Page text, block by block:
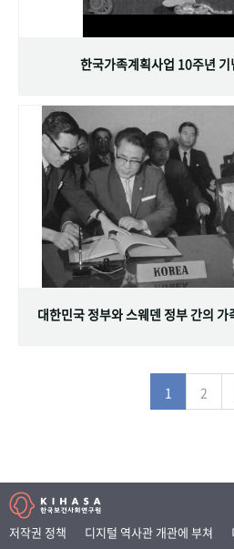
한국가족계획사업 10주년
1 2
저작권 정책 디지털 역사관 개관에 부쳐